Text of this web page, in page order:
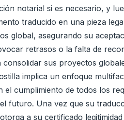
notarial si es necesario, y
traducido en una pieza
global, asegurando su
retrasos o la falta de
sus proyectos
implica un enfoque
cumplimiento de todos los
futuro. Una vez que su
a su certificado